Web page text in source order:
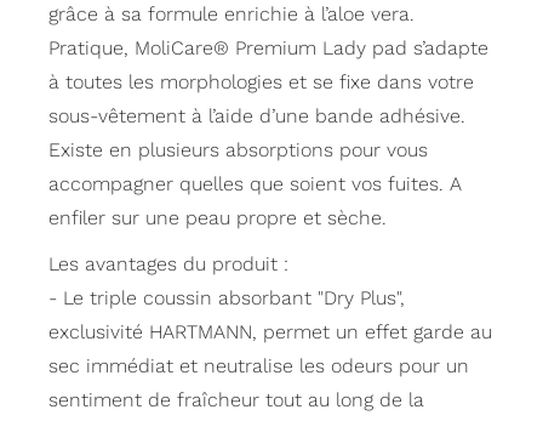
grâce à sa formule enrichie à l’aloe vera.
Pratique, MoliCare® Premium Lady pad s’adapte
à toutes les morphologies et se fixe dans votre
sous-vêtement à l’aide d’une bande adhésive.
Existe en plusieurs absorptions pour vous
accompagner quelles que soient vos fuites. A
enfiler sur une peau propre et sèche.
Les avantages du produit :
- Le triple coussin absorbant "Dry Plus",
exclusivité HARTMANN, permet un effet garde au
sec immédiat et neutralise les odeurs pour un
sentiment de fraîcheur tout au long de la